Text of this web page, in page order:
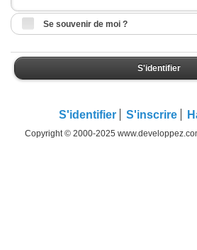
Se souvenir de moi ?
S'identifier
S'identifier S'inscrire
Copyright © 2000-2025